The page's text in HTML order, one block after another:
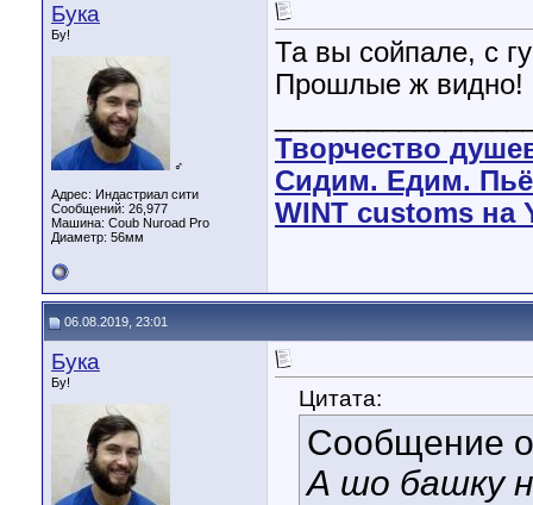
Бука
Бу!
♂
Адрес: Индастриал сити
Сообщений: 26,977
Машина: Coub Nuroad Pro
Диаметр: 56мм
Та вы сойпале, с
Прошлые ж видно!
Творчество
Сидим. Едим.
WINT customs на
06.08.2019, 23:01
Бука
Бу!
Цитата:
Сообщение
А шо башку